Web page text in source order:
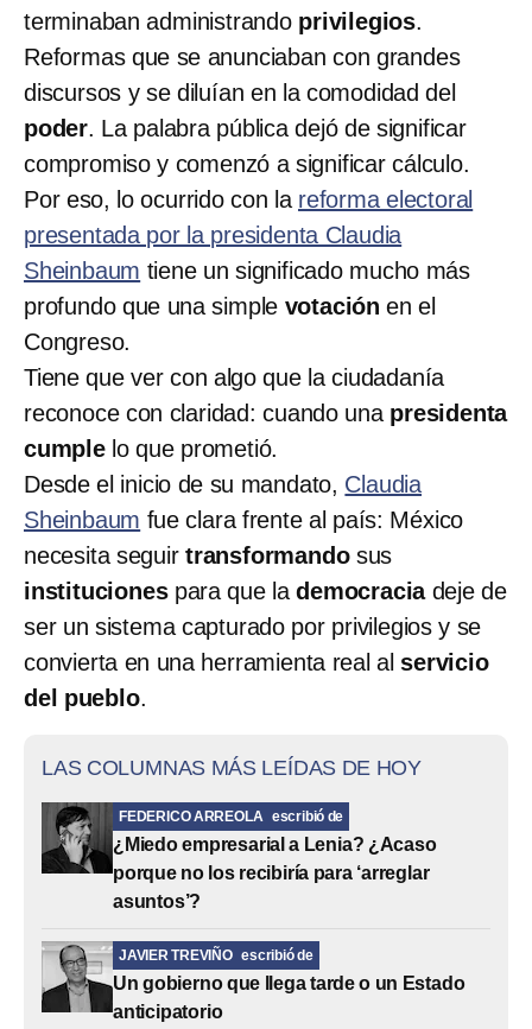
terminaban administrando privilegios.
Reformas que se anunciaban con grandes
discursos y se diluían en la comodidad del
poder. La palabra pública dejó de significar
compromiso y comenzó a significar cálculo.
Por eso, lo ocurrido con la reforma electoral
presentada por la presidenta Claudia
Sheinbaum tiene un significado mucho más
profundo que una simple votación en el
Congreso.
Tiene que ver con algo que la ciudadanía
reconoce con claridad: cuando una presidenta
cumplelo que prometió.
Desde el inicio de su mandato, Claudia
Sheinbaum fue clara frente al país: México
necesita seguirtransformandosus
institucionespara que lademocraciadeje de
ser un sistema capturado por privilegios y se
convierta en una herramienta real al servicio
del pueblo.
LAS COLUMNAS MÁS LEÍDAS DE HOY
FEDERICO ARREOLA escribió de
¿Miedo empresarial a Lenia? ¿Acaso
porque no los recibiría para ‘arreglar
asuntos’?
JAVIER TREVIÑO escribió de
Un gobierno que llega tarde o un Estado
anticipatorio